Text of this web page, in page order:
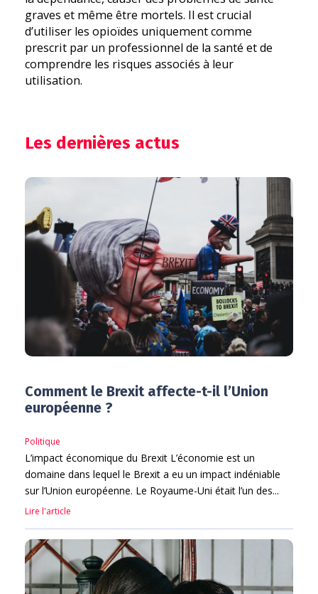
graves et même être mortels. Il est crucial
d’utiliser les opioïdes uniquement comme
prescrit par un professionnel de la santé et de
comprendre les risques associés à leur
utilisation.
Les dernières actus
Comment le Brexit affecte-t-il l’Union
européenne ?
Politique
L’impact économique du Brexit L’économie est un
domaine dans lequel le Brexit a eu un impact indéniable
sur l’Union européenne. Le Royaume-Uni était l’un des...
Lire l'article